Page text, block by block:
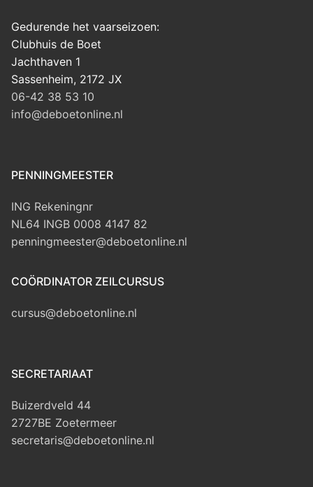
Gedurende het vaarseizoen:
Clubhuis de Boet
Jachthaven 1
Sassenheim, 2172 JX
06-42 38 53 10
info@deboetonline.nl
PENNINGMEESTER
ING Rekeningnr
NL64 INGB 0008 4147 82
penningmeester@deboetonline.nl
COÖRDINATOR ZEILCURSUS
cursus@deboetonline.nl
SECRETARIAAT
Buizerdveld 44
2727BE Zoetermeer
secretaris@deboetonline.nl